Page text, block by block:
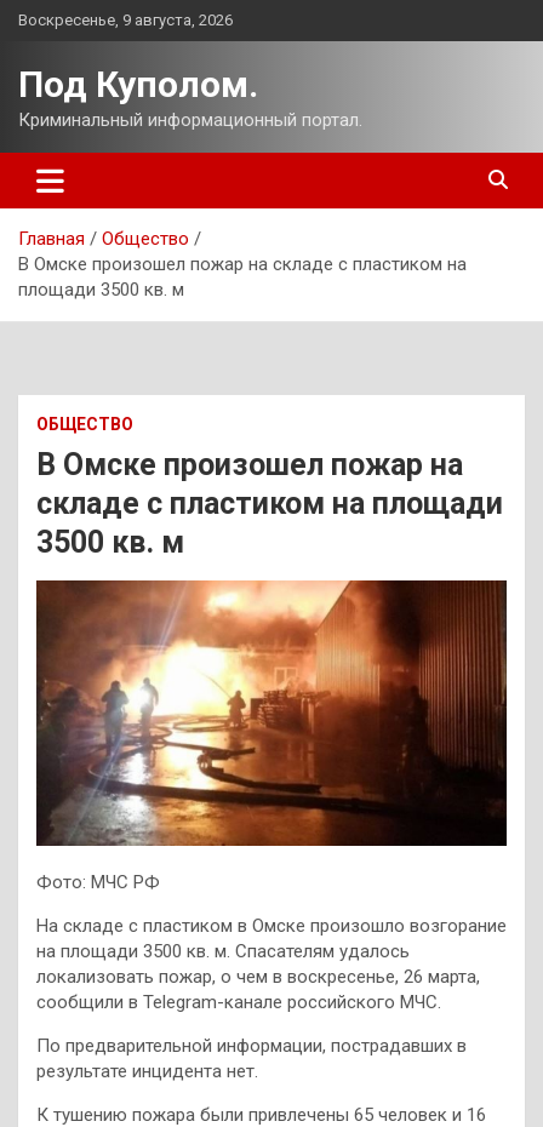
Перейти
Воскресенье, 9 августа, 2026
Под Куполом.
Криминальный информационный портал.
Главная
Общество
В Омске произошел пожар на складе с пластиком на
площади 3500 кв. м
ОБЩЕСТВО
В Омске произошел пожар на
складе с пластиком на площади
3500 кв. м
Фото: МЧС РФ
На складе с пластиком в Омске произошло возгорание
на площади 3500 кв. м. Спасателям удалось
локализовать пожар, о чем в воскресенье, 26 марта,
сообщили в Telegram-канале российского МЧС.
По предварительной информации, пострадавших в
результате инцидента нет.
К тушению пожара были привлечены 65 человек и 16